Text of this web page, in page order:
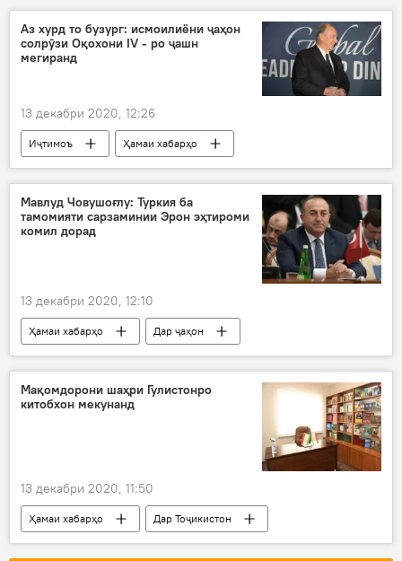
Аз хурд то бузург: исмоилиёни ҷаҳон
солрӯзи Оқохони IV - ро ҷашн
мегиранд
13 декабри 2020, 12:26
Иҷтимоъ
Ҳамаи хабарҳо
Дар Тоҷикистон
Оқохони IV
рӯзи мавлуд
ҷашн
Мавлуд Човушоғлу: Туркия ба
тамомияти сарзаминии Эрон эҳтироми
комил дорад
13 декабри 2020, 12:10
Ҳамаи хабарҳо
Дар ҷаҳон
Осиёи Марказӣ
Туркия
Эрон
Боку
Мақомдорони шаҳри Гулистонро
китобхон мекунанд
13 декабри 2020, 11:50
Ҳамаи хабарҳо
Дар Тоҷикистон
китобхона
мақомот